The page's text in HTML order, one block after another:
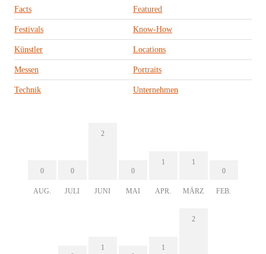
Facts Featured
Festivals Know-How
Künstler Locations
Messen Portraits
Technik Unternehmen
0
AUG.
0
JULI
2
JUNI
0
MAI
1
APR.
1
MÄRZ
0
FEB.
1
1
2